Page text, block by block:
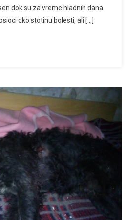
dok su za vreme hladnih dana
oko stotinu bolesti, ali […]